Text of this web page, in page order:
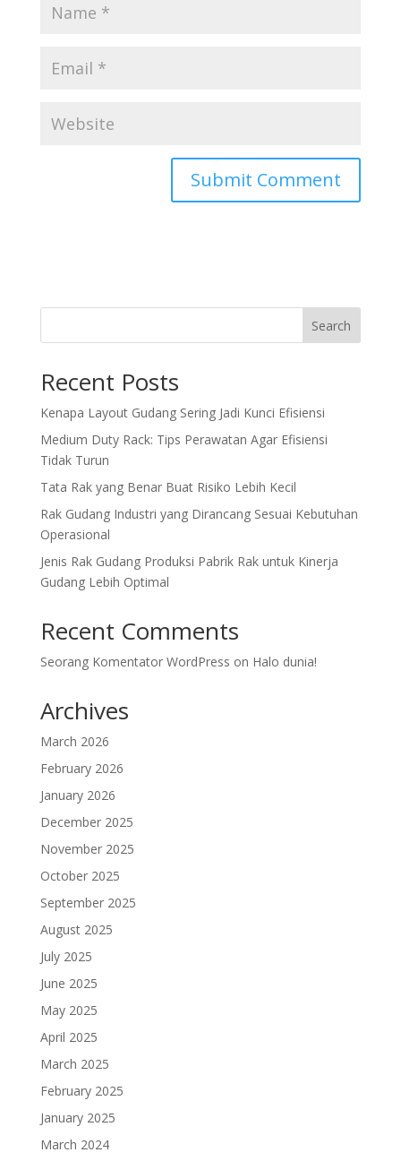
Search
Recent Posts
Kenapa Layout Gudang Sering Jadi Kunci Efisiensi
Medium Duty Rack: Tips Perawatan Agar Efisiensi
Tidak Turun
Tata Rak yang Benar Buat Risiko Lebih Kecil
Rak Gudang Industri yang Dirancang Sesuai Kebutuhan
Operasional
Jenis Rak Gudang Produksi Pabrik Rak untuk Kinerja
Gudang Lebih Optimal
Recent Comments
Seorang Komentator WordPress on Halo dunia!
Archives
March 2026
February 2026
January 2026
December 2025
November 2025
October 2025
September 2025
August 2025
July 2025
June 2025
May 2025
April 2025
March 2025
February 2025
January 2025
March 2024